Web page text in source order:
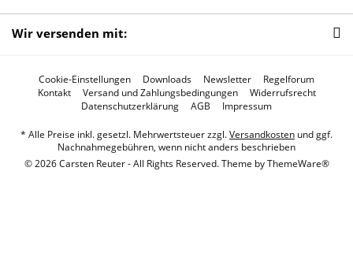
Wir versenden mit:
Cookie-Einstellungen Downloads Newsletter
Regelforum
Kontakt
Versand und Zahlungsbedingungen
Widerrufsrecht
Datenschutzerklärung
AGB Impressum
* Alle Preise inkl. gesetzl. Mehrwertsteuer zzgl.Versandkosten und ggf.
Nachnahmegebühren, wenn nicht anders beschrieben
© 2026 Carsten Reuter - All Rights Reserved. Theme byThemeWare®